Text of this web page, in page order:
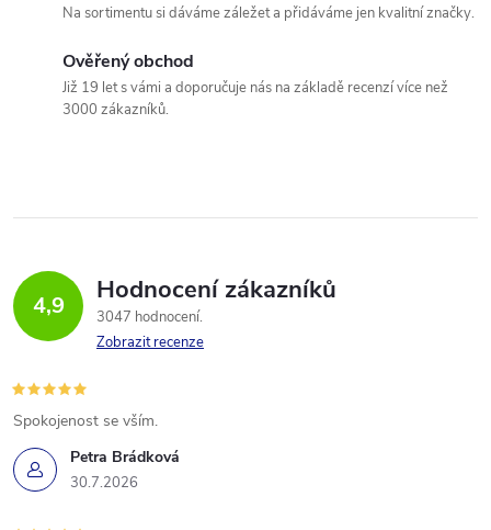
Na sortimentu si dáváme záležet a přidáváme jen kvalitní značky.
Ověřený obchod
Již 19 let s vámi a doporučuje nás na základě recenzí více než
3000 zákazníků.
4,9 Hodnocení zákazníků
3047 hodnocení
Zobrazit recenze
Petra Brádková
30.7.2026
Spokojenost se vším.